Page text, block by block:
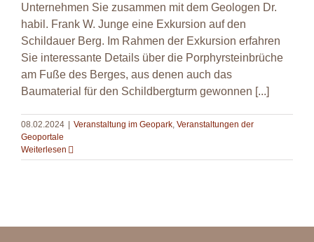
Unternehmen Sie zusammen mit dem Geologen Dr.
habil. Frank W. Junge eine Exkursion auf den
Schildauer Berg. Im Rahmen der Exkursion erfahren
Sie interessante Details über die Porphyrsteinbrüche
am Fuße des Berges, aus denen auch das
Baumaterial für den Schildbergturm gewonnen [...]
08.02.2024 | Veranstaltung im Geopark Veranstaltungen der
Geoportale
Weiterlesen